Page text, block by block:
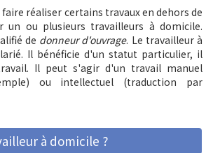
réaliser certains travaux en dehors de
un ou plusieurs travailleurs à domicile.
de donneur d'ouvrage. Le travailleur à
Il bénéficie d'un statut particulier, il
Il peut s'agir d'un travail manuel
ou intellectuel (traduction par
à domicile ?